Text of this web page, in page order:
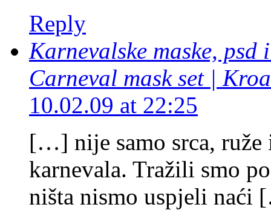
Reply
Karnevalske maske,
Carneval mask set |
10.02.09 at 22:25
[…] nije samo srca, ruže
karnevala. Tražili smo
ništa nismo uspjeli